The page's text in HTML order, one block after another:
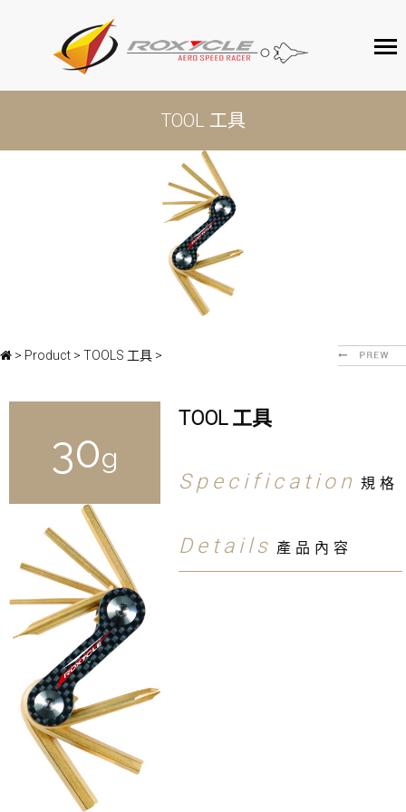
ROXYCLE
產品介紹
客戶服務
聯絡我們
TOOL 工具
> Product > TOOLS 工具 >
30g
TOOL 工具
Specification 規格
Details 產品內容